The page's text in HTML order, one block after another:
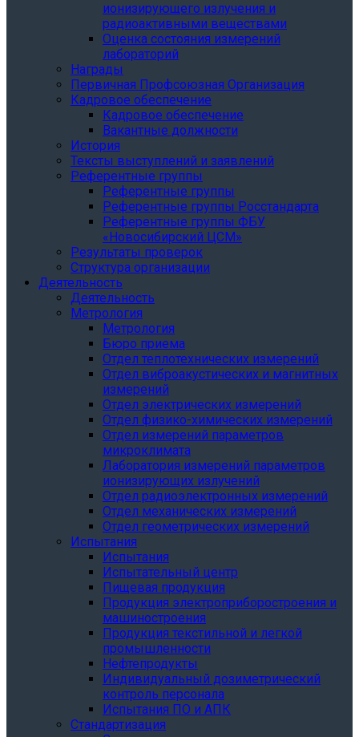
ионизирующего излучения и
радиоактивными веществами
Оценка состояния измерений
лабораторий
Награды
Первичная Профсоюзная Организация
Кадровое обеспечение
Кадровое обеспечение
Вакантные должности
История
Тексты выступлений и заявлений
Референтные группы
Референтные группы
Референтные группы Росстандарта
Референтные группы ФБУ
«Новосибирский ЦСМ»
Результаты проверок
Структура организации
Деятельность
Деятельность
Метрология
Метрология
Бюро приема
Отдел теплотехнических измерений
Отдел виброакустических и магнитных
измерений
Отдел электрических измерений
Отдел физико-химических измерений
Отдел измерений параметров
микроклимата
Лаборатория измерений параметров
ионизирующих излучений
Отдел радиоэлектронных измерений
Отдел механических измерений
Отдел геометрических измерений
Испытания
Испытания
Испытательный центр
Пищевая продукция
Продукция электроприборостроения и
машиностроения
Продукция текстильной и легкой
промышленности
Нефтепродукты
Индивидуальный дозиметрический
контроль персонала
Испытания ПО и АПК
Стандартизация